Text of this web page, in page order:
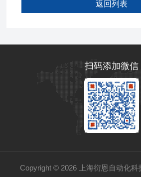
返回列表
扫码添加微信
Copyright © 2026 上海衍恩自动化